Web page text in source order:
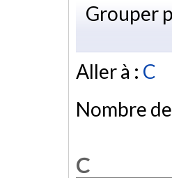
Grouper
Aller à : C
Nombre
C